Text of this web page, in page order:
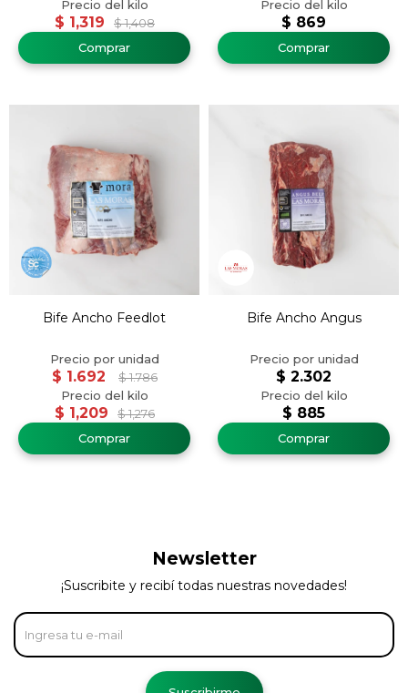
$ 1,319 $ 1,408 $ 869
Bife Ancho Feedlot
$ 1,209 $ 1,276
$ 1.692 $ 1.786
Bife Ancho Angus
$ 885
$ 2.302
Newsletter
¡Suscribite y recibí todas nuestras novedades!